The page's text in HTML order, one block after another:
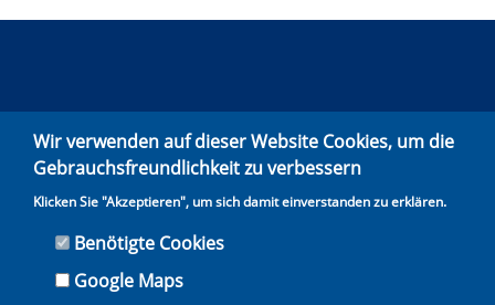
Motzener Straße 26
12277 Berlin
+49 30 721 70 60
Impressum|Datenschutz
Wir verwenden auf dieser Website Cookies, um die
Gebrauchsfreundlichkeit zu verbessern
Klicken Sie "Akzeptieren", um sich damit einverstanden zu erklären.
Benötigte Cookies
Google Maps